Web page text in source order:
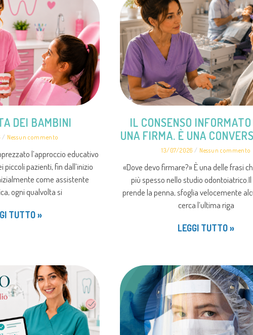
DEI BAMBINI
Nessun commento
l’approccio educativo
piccoli pazienti, fin dall’inizio
come assistente
ogni qualvolta si
TUTTO »
IL CONSENSO
UNA FIRMA. È UNA
13/07/2026 Nessun commento
«Dove devo firmare?» È una delle frasi
più spesso nello studio
prende la penna, sfoglia velocemente
cerca l’ultima riga
LEGGI TUTTO »